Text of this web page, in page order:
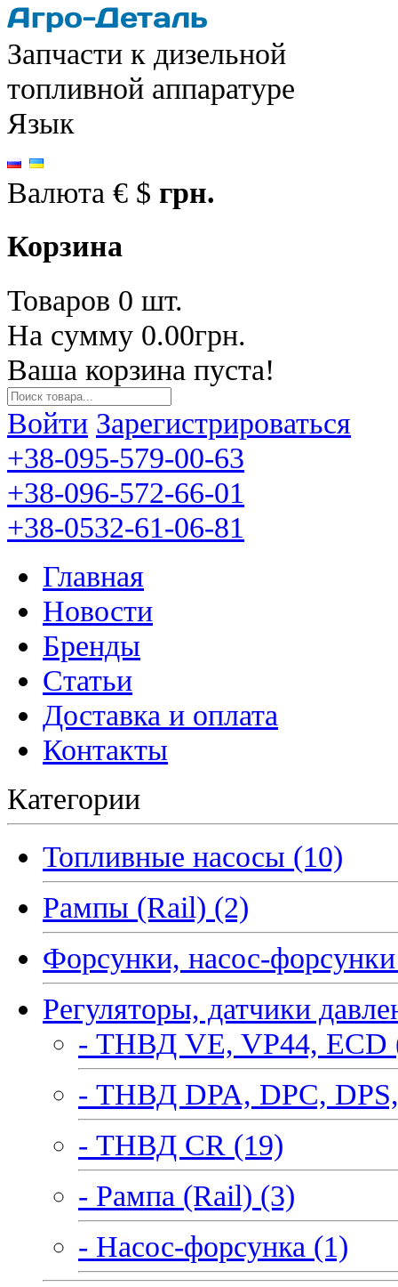
Запчасти к дизельной
топливной аппаратуре
Язык
Валюта € $ грн.
Корзина
Товаров 0 шт.
На сумму 0.00грн.
Ваша корзина пуста!
Войти Зарегистрироваться
+38-095-579-00-63
+38-096-572-66-01
+38-0532-61-06-81
Главная
Новости
Бренды
Статьи
Доставка и оплата
Контакты
Категории
Топливные насосы (10)
Рампы (Rail) (2)
Форсунки, насос-
Регуляторы, датчики
- ТНВД VE, VP44, ECD
- ТНВД DPA, DPC,
- ТНВД CR (19)
- Рампа (Rail) (3)
- Насос-форсунка (1)